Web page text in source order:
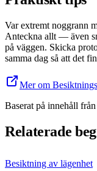
Var extremt noggrann
Anteckna allt — även
på väggen. Skicka
samma dag så att det
Mer om
Baserat på innehåll från
Relaterade
Besiktning av lägenhet